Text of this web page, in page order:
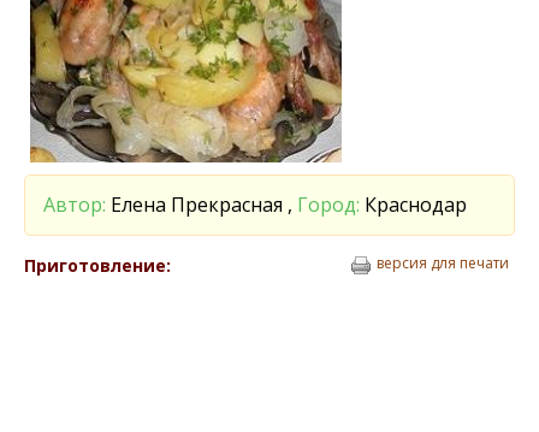
Автор: Елена Прекрасная , Город: Краснодар
Приготовление: версия для печати